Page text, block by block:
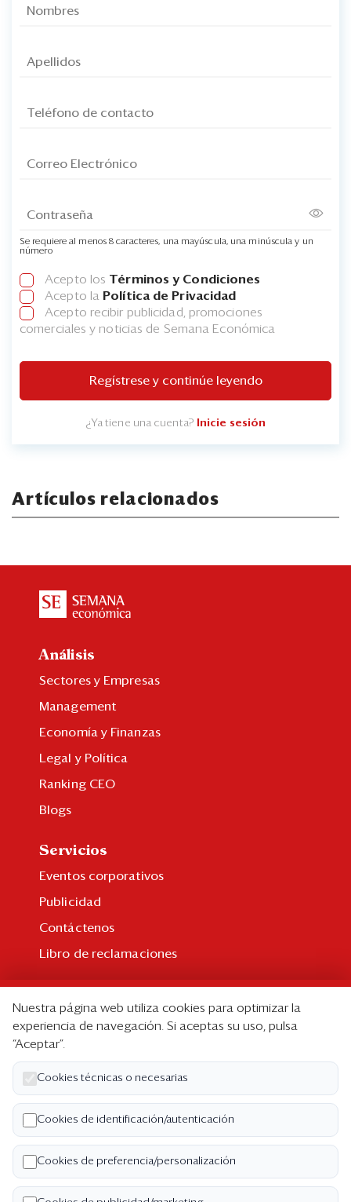
Se requiere al menos 8 caracteres, una mayúscula, una minúscula y un
número
Acepto los Términos y Condiciones
Acepto la Política de Privacidad
Acepto recibir publicidad, promociones
comerciales y noticias de Semana Económica
Regístrese y continúe leyendo
¿Ya tiene una cuenta? Inicie sesión
Artículos relacionados
Análisis
Sectores y Empresas
Management
Economía y Finanzas
Legal y Política
Ranking CEO
Blogs
Servicios
Eventos corporativos
Publicidad
Contáctenos
Libro de reclamaciones
Suscripción individual
Paquetes corporativos
Edición Impresa
Nosotros
Quiénes somos
Código de ética
Términos y Condiciones
Nuestra página web utiliza cookies para optimizar la
experiencia de navegación. Si aceptas su uso, pulsa
“Aceptar”.
Cookies técnicas o necesarias
Cookies de identificación/autenticación
Cookies de preferencia/personalización